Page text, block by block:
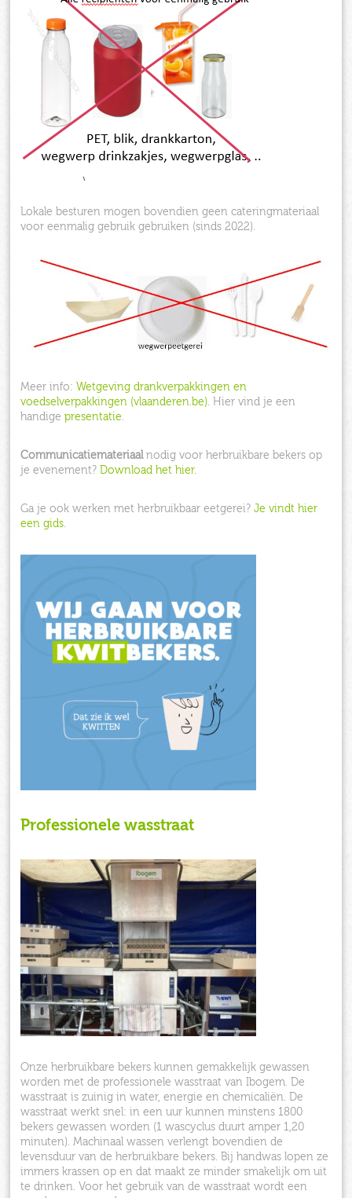
Lokale besturen mogen bovendien geen cateringmateriaal
voor eenmalig gebruik gebruiken (sinds 2022).
Meer info:Wetgeving drankverpakkingen en
voedselverpakkingen (vlaanderen.be). Hier vind je een
handigepresentatie.
Communicatiemateriaalnodig voor herbruikbare bekers op
je evenement?Download het hier.
Ga je ook werken met herbruikbaar eetgerei?Je vindt hier
een gids.
Professionele wasstraat
Onze herbruikbare bekers kunnen gemakkelijk gewassen
worden met de professionele wasstraat van Ibogem. De
wasstraat is zuinig in water, energie en chemicaliën. De
wasstraat werkt snel: in een uur kunnen minstens 1800
bekers gewassen worden (1 wascyclus duurt amper 1,20
minuten). Machinaal wassen verlengt bovendien de
levensduur van de herbruikbare bekers. Bij handwas lopen ze
immers krassen op en dat maakt ze minder smakelijk om uit
te drinken. Voor het gebruik van de wasstraat wordt een